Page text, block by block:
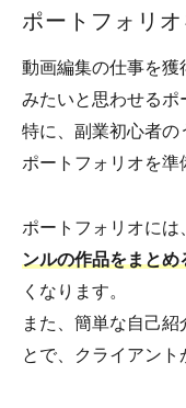
ポートフォリ
動画編集の仕事を獲
みたいと思わせるポ
特に、副業初心者の
ポートフォリオを準
ポートフォリオには
ンルの作品をまとめ
くなります。
また、簡単な自己
とで、クライアント